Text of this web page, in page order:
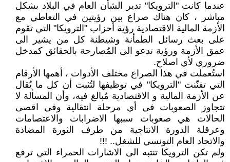
عندما كانت "الترويكا" تدير الشأن العام في البلاد بشكل
مباشر ، كان هناك صراع بين رؤيتين في التعاطي مع
الأزمة المالية الاقتصادية رؤية أحزاب "الترويكا" التي تقوم
على بعث رسائل الطمأنة وشيطنة كل من يشير الى
عمق الأزمة ورؤية تدعو الى المُصارحة بالحقائق كمدخل
ضروري لأي اصلاح.
استُعملت في هذا الصراع مختلف الأدوات ، أهمها الأرقام
التي تفنّنت "الترويكا" في توظيفها لتُثبت أن كل ما يُقال
عن الأزمة المالية و الاقتصادية مُبالغ فيه، وأن المسألة لا
تتجاوز الصعوبات في أي مرحلة انتقالية وفي اقصى
الحالات هي صعوبات سببها الاضرابات والاعتصامات
وعرقلة الدورة الانتاجية من طرف الثورة المضادة
والاتحاد العام التونسي للشغل.. !!!
ولم تكن الترويكا تنتبه الى الاشارات الحمراء التي ترفع